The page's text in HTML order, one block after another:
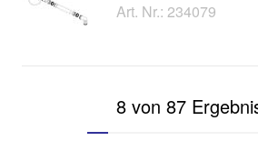
Art. Nr.: 234079
8 von 87